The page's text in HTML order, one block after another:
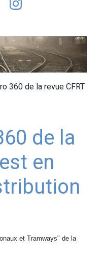
360 de la revue CFRT
de la
en
et Tramways" de la